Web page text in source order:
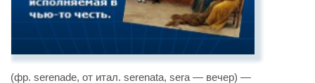
(фр. serenade, от итал. serenata, sera — вечер) —